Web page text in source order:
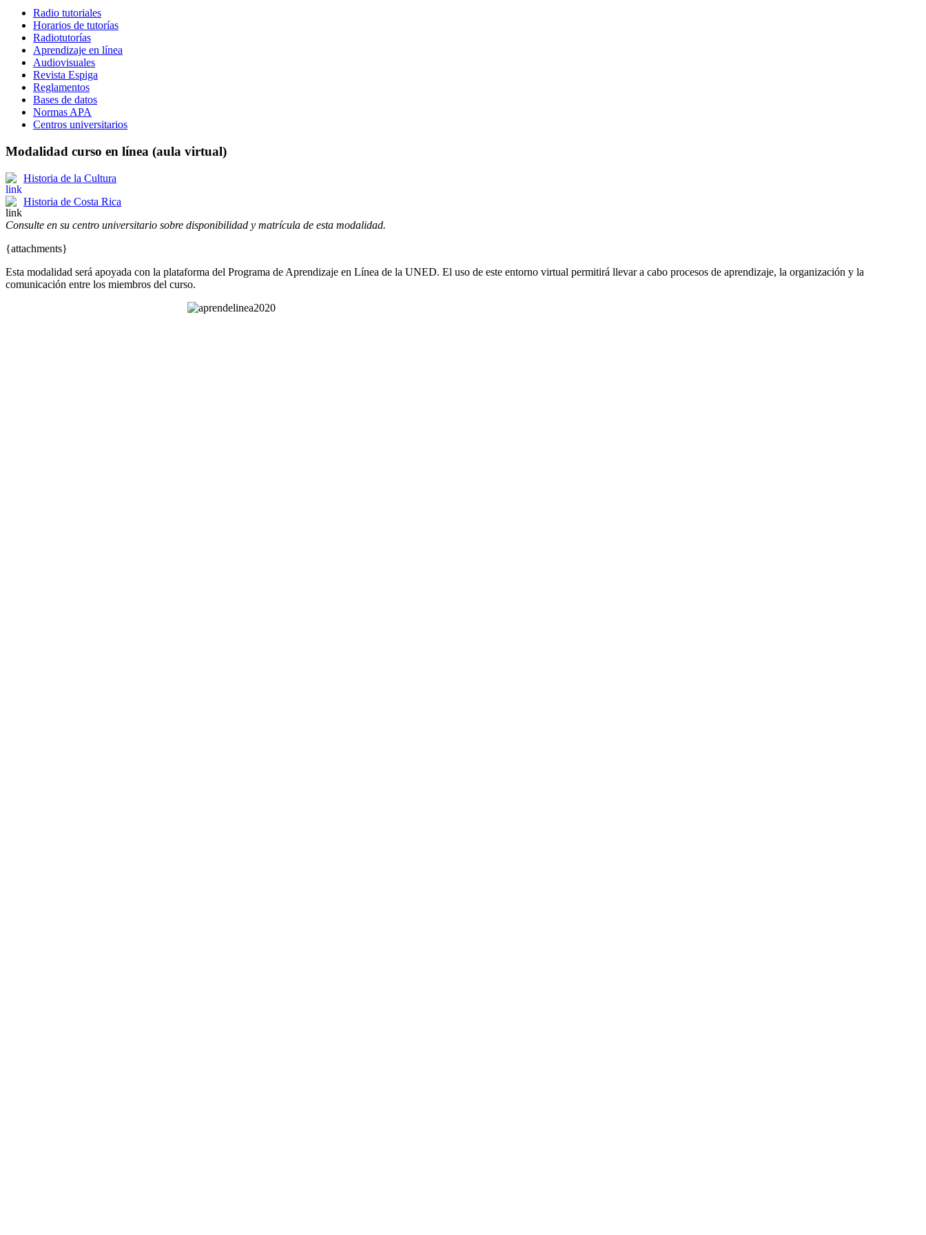
Radio tutoriales
Horarios de tutorías
Radiotutorías
Aprendizaje en línea
Audiovisuales
Revista Espiga
Reglamentos
Bases de datos
Normas APA
Centros universitarios
Modalidad curso en línea (aula virtual)
Historia de la Cultura
Historia de Costa Rica
Consulte en su centro universitario sobre disponibilidad y matrícula de esta modalidad.
{attachments}
Esta modalidad será apoyada con la plataforma del Programa de Aprendizaje en Línea de la UNED. El uso de este entorno virtual permitirá llevar a cabo procesos de aprendizaje, la organización y la
comunicación entre los miembros del curso.